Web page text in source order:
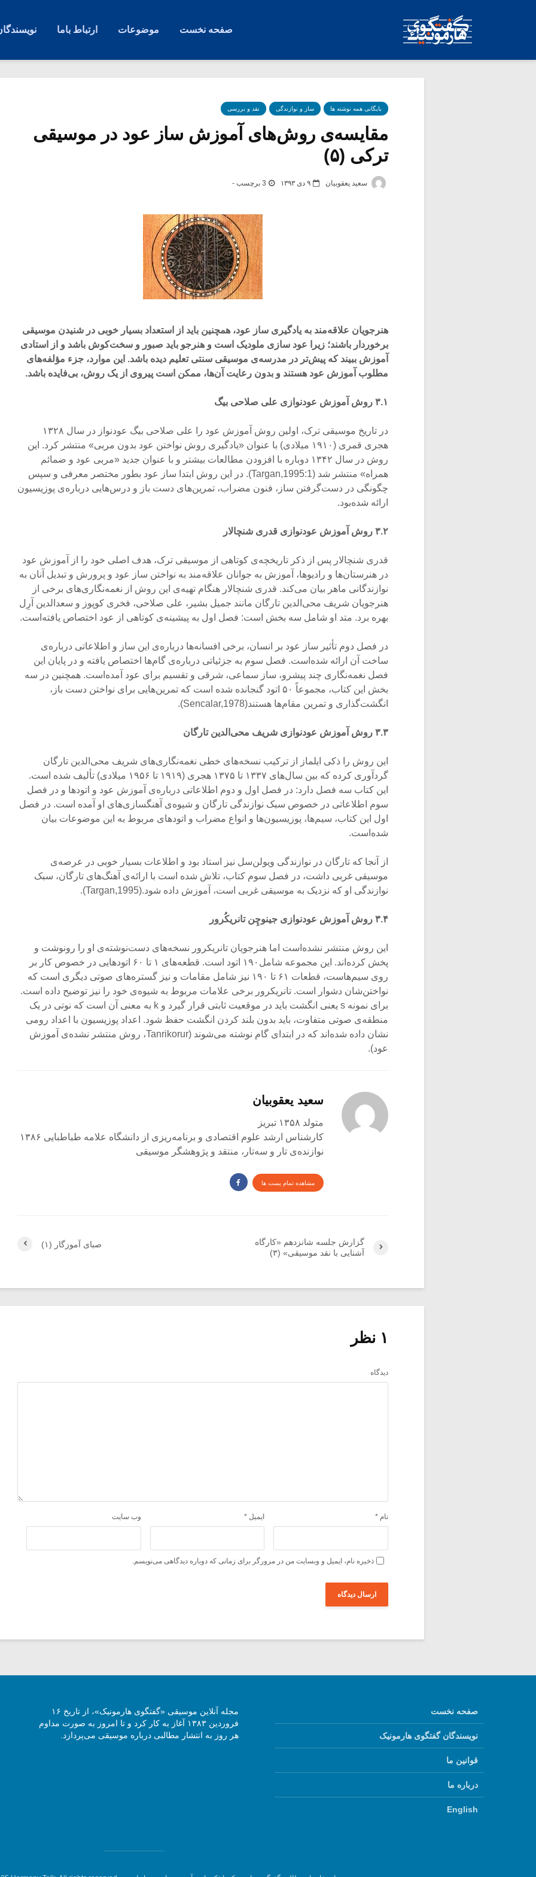
صفحه نخست موضوعات ارتباط باما
بایگانی همه نوشته ها ساز و نوازندگی نقد و بررسی
مقایسه‌ی روش‌های آموزش ساز عود در موسیقی
ترکی (۵)
سعید یعقوبیان ۹ دی ۱۳۹۳ 3 برچسب -
هنرجویان علاقه‌مند به یادگیری ساز عود، همچنین باید از استعداد بسیار خوبی در شنیدن موسیقی
برخوردار باشند؛ زیرا عود سازی ملودیک ا‌ست و هنرجو باید صبور و سخت‌کوش باشد و از استادی
آموزش ببیند که پیش‌تر در مدرسه‌ی موسیقی سنتی تعلیم دیده باشد. این موارد، جزء مؤلفه‌های
مطلوب آموزش عود هستند و بدون رعایت آن‌ها، ممکن است پیروی از یک روش، بی‌فایده باشد.
۳.۱ روش آموزش عودنوازی علی صلاحی بیگ
در تاریخ موسیقی ترک، اولین روش آموزش عود را علی صلاحی بیگ عودنواز در سال ۱۳۲۸
هجری قمری (۱۹۱۰ میلادی) با عنوان «یادگیری روش نواختن عود بدون مربی» منتشر کرد. این
روش در سال ۱۳۴۲ دوباره با افزودن مطالعات بیشتر و با عنوان جدید «مربی عود و ضمائم
همراه» منتشر شد (Targan,1995:1). در این روش ابتدا ساز عود بطور مختصر معرفی و سپس
چگونگی در دست‌گرفتن ساز، فنون مضراب، تمرین‌های دست باز و درس‌هایی درباره‌ی پوزیسیون
ارائه شده‌بود.
۳.۲ روش آموزش عودنوازی قدری شنچالار
قدری شنچالار پس از ذکر تاریخچه‌ی کوتاهی از موسیقی ترک، هدف اصلی خود را از آموزش عود
در هنرستان‌ها و رادیوها، آموزش به جوانان علاقه‌مند به نواختن ساز عود و پرورش و تبدیل آنان به
نوازندگانی ماهر بیان می‌کند. قدری شنچالار هنگام تهیه‌ی این روش از نغمه‌نگاری‌های برخی از
هنرجویان شریف محی‌الدین تارگان مانند جمیل بشیر، علی صلاحی، فخری کوپوز و سعدالدین آرِل
بهره برد. متد او شامل سه بخش است: فصل اول به پیشینه‌ی کوتاهی از عود اختصاص یافته‌است.
در فصل دوم تأثیر ساز عود بر انسان، برخی افسانه‌ها درباره‌ی این ساز و اطلاعاتی درباره‌ی
ساخت آن ارائه شده‌است. فصل سوم به جزئیاتی درباره‌ی گام‌ها اختصاص یافته و در پایان این
فصل نغمه‌نگاری چند پیشرو، ساز سماعی، شرقی و تقسیم برای عود آمده‌‌است. همچنین در سه
بخش این کتاب، مجموعاً ۵۰ اتود گنجانده شده است که تمرین‌هایی برای نواختن دست باز،
انگشت‌گذاری و تمرین مقام‌ها هستند(Sencalar,1978).
۳.۳ روش آموزش عودنوازی شریف محی‌الدین تارگان
این روش را ذکی ایلماز از ترکیب نسخه‌های خطی نغمه‌نگاری‌های شریف محی‌الدین تارگان
گردآوری کرده که بین سال‌های ۱۳۳۷ تا ۱۳۷۵ هجری (۱۹۱۹ تا ۱۹۵۶ میلادی) تألیف شده است.
این کتاب سه فصل دارد: در فصل اول و دوم اطلاعاتی درباره‌ی آموزش عود و اتودها و در فصل
سوم اطلاعاتی در خصوص سبک نوازندگی تارگان و شیوه‌ی آهنگسازی‌های او آمده است. در فصل
اول این کتاب، سیم‌ها، پوزیسیون‌ها و انواع مضراب و اتودهای مربوط به این موضوعات بیان
شده‌است.
از آنجا که تارگان در نوازندگی ویولن‌سل نیز استاد بود و اطلاعات بسیار خوبی در عرصه‌ی
موسیقی غربی داشت، در فصل سوم کتاب، تلاش شده است با ارائه‌ی آهنگ‌های تارگان، سبک
نوازندگی‌ او که نزدیک به موسیقی غربی‌ است، آموزش داده ‌شود.(Targan,1995).
۳.۴ روش آموزش عودنوازی جینوچِن تانریکُرور
این روش منتشر نشده‌است اما هنرجویان تانریکرور نسخه‌های دست‌نوشته‌ی او را رونوشت و
پخش کرده‌اند. این مجموعه شامل۱۹۰ اتود است. قطعه‌های ۱ تا ۶۰ اتودهایی در خصوص کار بر
روی سیم‌هاست، قطعات ۶۱ تا ۱۹۰ نیز شامل مقامات و نیز گستره‌های صوتی دیگری است که
نواختن‌شان دشوار است. تانریکرور برخی علامات مربوط به شیوه‌ی خود را نیز توضیح داده ‌است.
برای نمونه s یعنی انگشت باید در موقعیت ثابتی قرار گیرد و k به معنی آن است که نوتی در یک
منطقه‌‌ی صوتی متفاوت، باید بدون بلند کردن انگشت حفظ شود. اعداد پوزیسیون با اعداد رومی
نشان داده شده‌اند که در ابتدای گام نوشته می‌شوند (Tanrikorur، روش منتشر نشده‌ی آموزش
عود).
سعید یعقوبیان
متولد ۱۳۵۸ تبریز
کارشناس ارشد علوم اقتصادی و برنامه‌ریزی از دانشگاه علامه طباطبایی ۱۳۸۶
نوازنده‌ی تار و سه‌تار، منتقد و پژوهشگر موسیقی
مشاهده تمام پست ها
صبای آموزگار (۱)
گزارش جلسه شانزدهم «کارگاه
آشنایی با نقد موسیقی» (۳)
۱ نظر
دیدگاه
نام * ایمیل * وب‌ سایت
ذخیره نام، ایمیل و وبسایت من در مرورگر برای زمانی که دوباره دیدگاهی می‌نویسم.
صفحه نخست
نویسندگان گفتگوی هارمونیک
قوانین ما
درباره ما
English
مجله آنلاین موسیقی «گفتگوی هارمونیک»، از تاریخ ۱۶
فروردین ۱۳۸۳ آغاز به کار کرد و تا امروز به صورت مداوم
هر روز به انتشار مطالبی درباره موسیقی می‌پردازد.